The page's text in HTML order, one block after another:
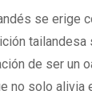
se erige
de ser un
no solo